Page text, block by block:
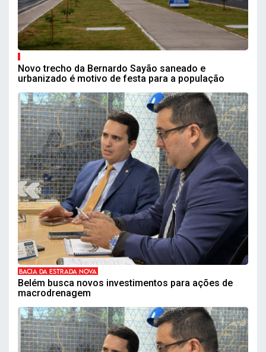
Novo trecho da Bernardo Sayão saneado e
urbanizado é motivo de festa para a população
BACIA DA ESTRADA NOVA
Belém busca novos investimentos para ações de
macrodrenagem